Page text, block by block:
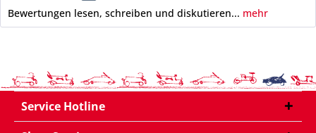
Bewertungen lesen, schreiben und diskutieren... mehr
Service Hotline